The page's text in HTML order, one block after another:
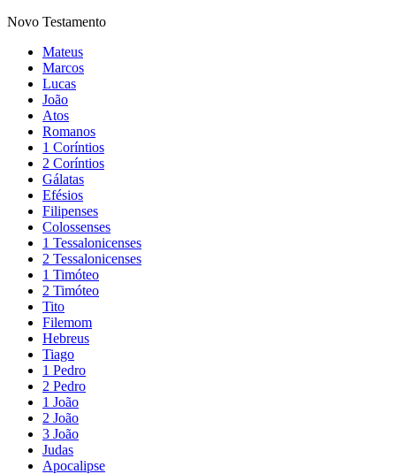
Novo Testamento
Mateus
Marcos
Lucas
João
Atos
Romanos
1 Coríntios
2 Coríntios
Gálatas
Efésios
Filipenses
Colossenses
1 Tessalonicenses
2 Tessalonicenses
1 Timóteo
2 Timóteo
Tito
Filemom
Hebreus
Tiago
1 Pedro
2 Pedro
1 João
2 João
3 João
Judas
Apocalipse